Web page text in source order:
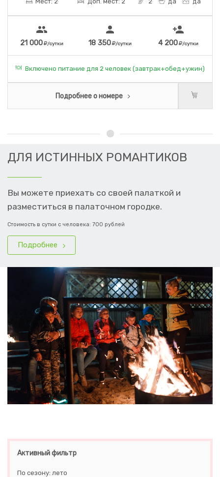
people
21 000 /сутки
person
18 350 /сутки
person_add
4 200 /сутки
Включено питание для 2 человек (завтрак+обед+ужин)
Подробнее о номере
ДЛЯ ИСТИННЫХ РОМАНТИКОВ
Вы можете приехать со своей палаткой и
разместиться в палаточном городке.
Стоимость в сутки с человека: 700 рублей
Подробнее
Активный фильтр
По сезону: лето